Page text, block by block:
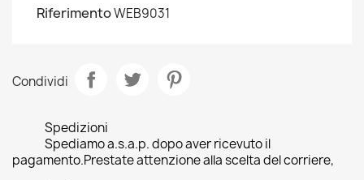
RiferimentoWEB9031
Condividi
Spedizioni
Spediamo a.s.a.p. dopo aver ricevuto il
pagamento.Prestate attenzione alla scelta del corriere,